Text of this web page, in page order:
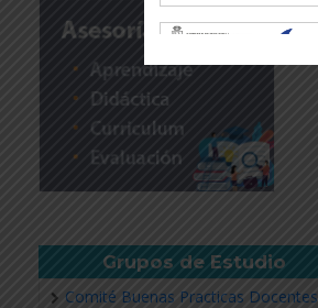
Grupos de Estudio
Comité Buenas Practicas Docentes
Revisar más información